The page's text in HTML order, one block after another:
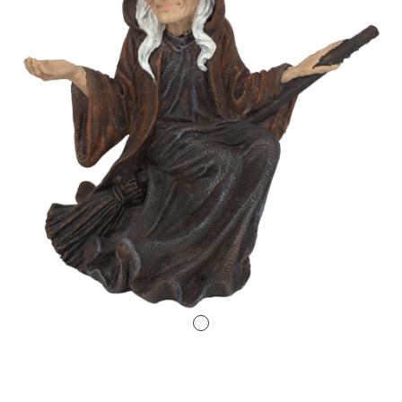
Amuletos Símbolos Celtas
Aromaterapia
Atrapa sueños
Bolas de Cristal
Brujas de Artesanía
Cofre de los Deseos
Diosas Celtas